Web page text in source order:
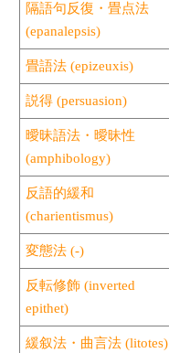
隔語句反復・畳点法
(epanalepsis)
畳語法 (epizeuxis)
説得 (persuasion)
曖昧語法・曖昧性
(amphibology)
反語的緩和
(charientismus)
変態法 (-)
反転修飾 (inverted
epithet)
緩叙法・曲言法 (litotes)